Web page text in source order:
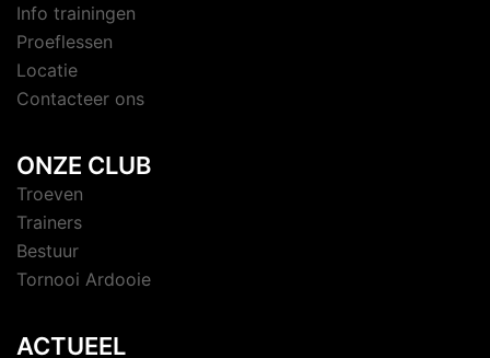
Info trainingen
Proeflessen
Locatie
Contacteer ons
ONZE CLUB
Troeven
Trainers
Bestuur
Tornooi Ardooie
ACTUEEL